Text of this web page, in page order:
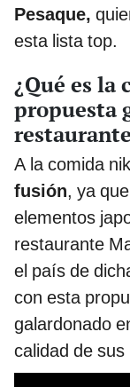
Pesaque,
esta lista top.
¿Qué es la
propuesta
A la comida
fusión, ya
elementos
restaurante
el país de
con esta
galardonado
calidad de sus